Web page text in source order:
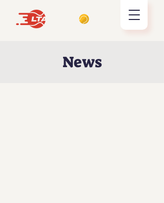
News